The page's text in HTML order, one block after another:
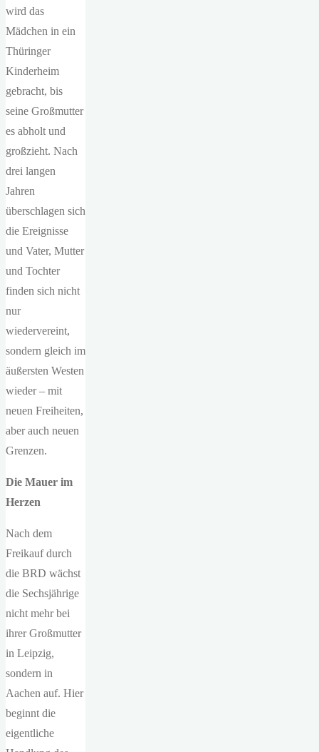
wird das
Mädchen in ein
Thüringer
Kinderheim
gebracht, bis
seine Großmutter
es abholt und
großzieht. Nach
drei langen
Jahren
überschlagen sich
die Ereignisse
und Vater, Mutter
und Tochter
finden sich nicht
nur
wiedervereint,
sondern gleich im
äußersten Westen
wieder – mit
neuen Freiheiten,
aber auch neuen
Grenzen.
Die Mauer im
Herzen
Nach dem
Freikauf durch
die BRD wächst
die Sechsjährige
nicht mehr bei
ihrer Großmutter
in Leipzig,
sondern in
Aachen auf. Hier
beginnt die
eigentliche